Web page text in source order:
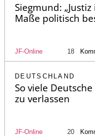
Siegmund:
Maße politisch
JF-Online 18
DEUTSCHLAND
So viele
zu verlassen
JF-Online 20